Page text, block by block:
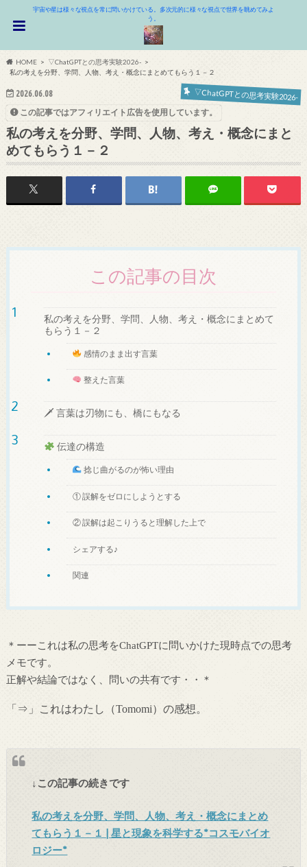
宇宙や星は様々な視点を常に問いかけている。多次元的に様々な視点で世界を眺めてみよ
う。
HOME
▽ChatGPTとの思考実験2026-
私の考えを分野、学問、人物、考え・概念にまとめてもらう１－２
2026.06.08 ▽ChatGPTとの思考実験2026-
この記事ではアフィリエイト広告を使用しています。
私の考えを分野、学問、人物、考え・概念にまと
めてもらう１－２
この記事の目次
私の考えを分野、学問、人物、考え・概念にまとめて
もらう１－２
感情のまま出す言葉
整えた言葉
🗡 言葉は刃物にも、橋にもなる
伝達の構造
捻じ曲がるのが怖い理由
① 誤解をゼロにしようとする
② 誤解は起こりうると理解した上で
シェアする♪
関連
＊ーーこれは私の思考をChatGPTに問いかけた現時点での思考
メモです。
正解や結論ではなく、問いの共有です・・＊
「⇒」これはわたし（Tomomi）の感想。
↓この記事の続きです
私の考えを分野、学問、人物、考え・概念にまとめ
てもらう１－１ | 星と現象を科学する*コスモバイオ
ロジー*